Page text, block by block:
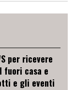
per ricevere
fuori casa e
e gli eventi